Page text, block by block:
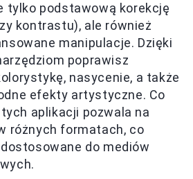
tylko podstawową korekcję
kontrastu), ale również
manipulacje. Dzięki
poprawisz
nasycenie, a także
efekty artystyczne. Co
aplikacji pozwala na
różnych formatach, co
do mediów